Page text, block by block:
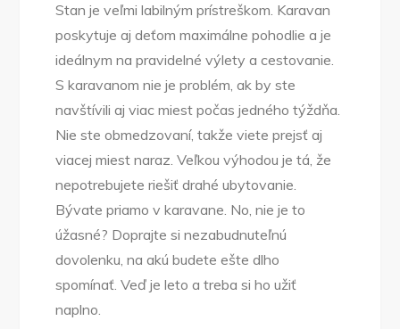
Stan je veľmi labilným prístreškom. Karavan
poskytuje aj deťom maximálne pohodlie a je
ideálnym na pravidelné výlety a cestovanie.
S karavanom nie je problém, ak by ste
navštívili aj viac miest počas jedného týždňa.
Nie ste obmedzovaní, takže viete prejsť aj
viacej miest naraz. Veľkou výhodou je tá, že
nepotrebujete riešiť drahé ubytovanie.
Bývate priamo v karavane. No, nie je to
úžasné? Doprajte si nezabudnuteľnú
dovolenku, na akú budete ešte dlho
spomínať. Veď je leto a treba si ho užiť
naplno.